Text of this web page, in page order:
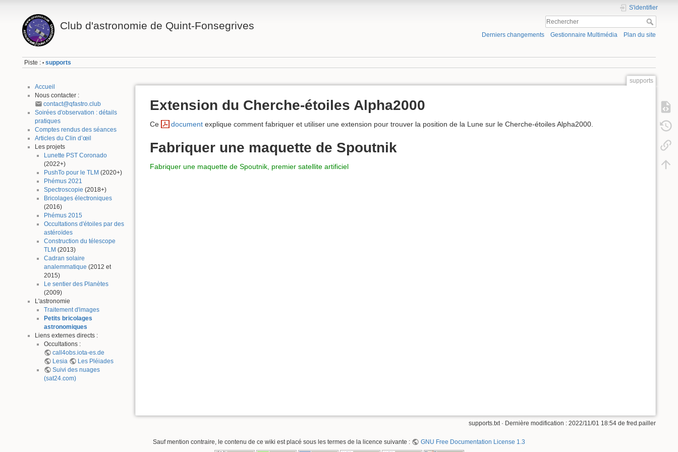
Club d'astronomie de Quint-Fonsegrives
S'identifier
Derniers changements Gestionnaire Multimédia Plan du site
Piste : • supports
Accueil
Nous contacter :
contact@qfastro.club
Soirées d'observation : détails
pratiques
Comptes rendus des séances
Articles du Clin d’œil
Les projets
Lunette PST Coronado
(2022+)
PushTo pour le TLM (2020+)
Phémus 2021
Spectroscopie (2018+)
Bricolages électroniques
(2016)
Phémus 2015
Occultations d'étoiles par des
astéroïdes
Construction du télescope
TLM (2013)
Cadran solaire
analemmatique (2012 et
2015)
Le sentier des Planètes
(2009)
L'astronomie
Traitement d'images
Petits bricolages
astronomiques
Liens externes directs :
Occultations :
call4obs.iota-es.de
Lesia
Les Pléiades
Suivi des nuages
(sat24.com)
supports
Extension du Cherche-étoiles Alpha2000
Ce documentexplique comment fabriquer et utiliser une extension pour trouver la position de la Lune sur le Cherche-étoiles Alpha2000.
Fabriquer une maquette de Spoutnik
Fabriquer une maquette de Spoutnik, premier satellite artificiel
supports.txt· Dernière modification : 2022/11/01 18:54 de fred.pailler
Sauf mention contraire, le contenu de ce wiki est placé sous les termes de la licence suivante : GNU Free Documentation License 1.3